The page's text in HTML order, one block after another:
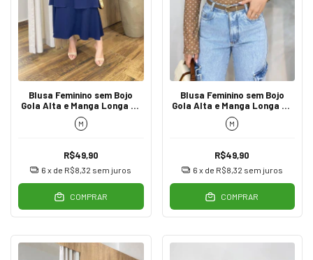
Blusa Feminino sem Bojo
Gola Alta e Manga Longa de
Tule Poá Azul
M
R$49,90
6 x de R$8,32 sem juros
COMPRAR
Blusa Feminino sem Bojo
Gola Alta e Manga Longa de
Tule Poá
M
R$49,90
6 x de R$8,32 sem juros
COMPRAR